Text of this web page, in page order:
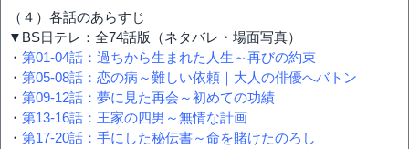
（４）各話のあらすじ
▼BS日テレ：全74話版（ネタバレ・場面写真）
・ 第01-04話：過ちから生まれた人生～再びの約束
・ 第05-08話：恋の病～難しい依頼｜大人の俳優へバトン
・ 第09-12話：夢に見た再会～初めての功績
・ 第13-16話：王家の四男～無情な計画
・ 第17-20話：手にした秘伝書～命を賭けたのろし